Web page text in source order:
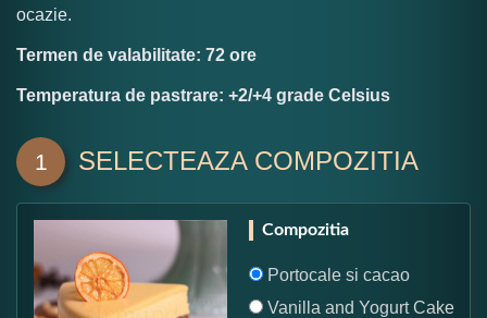
ocazie.
Termen de valabilitate: 72 ore
Temperatura de pastrare: +2/+4 grade Celsius
1 SELECTEAZA COMPOZITIA
Compozitia
Portocale si cacao
Vanilla and Yogurt Cake